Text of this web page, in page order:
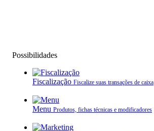
Possibilidades
Fiscalização Fiscalize suas transações de caixa
Menu Produtos, fichas técnicas e modificadores